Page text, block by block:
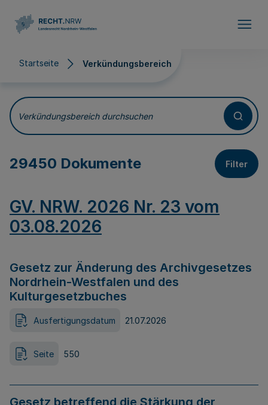
Startseite Verkündungsbereich
Verkündungsbereich
Verkündungsbereich durchsuchen
29450 Dokumente Filter
GV. NRW. 2026 Nr. 23 vom
03.08.2026
Gesetz zur Änderung des Archivgesetzes
Nordrhein-Westfalen und des
Kulturgesetzbuches
Ausfertigungsdatum 21.07.2026
Seite 550
Gesetz betreffend die Stärkung der